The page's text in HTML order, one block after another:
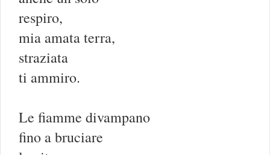
respiro,
mia amata terra,
straziata
ti ammiro.
Le fiamme divampano
fino a bruciare